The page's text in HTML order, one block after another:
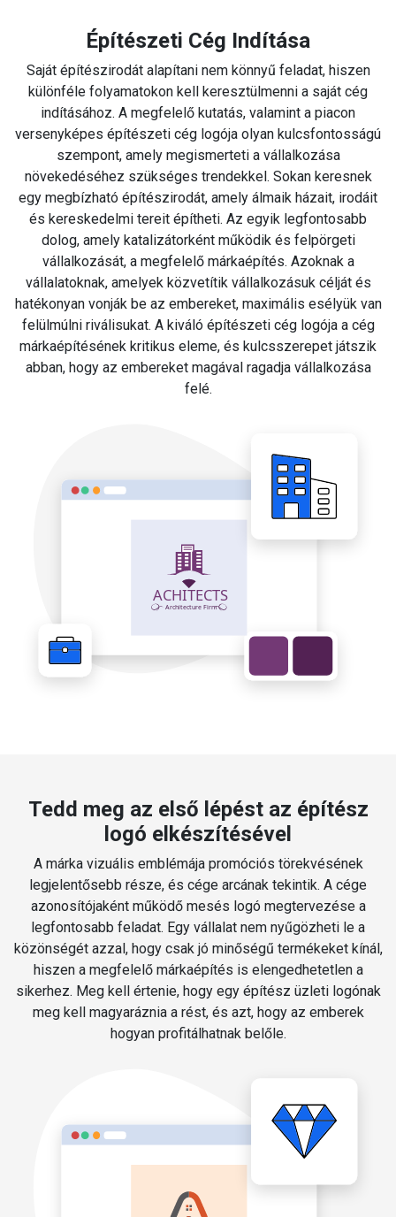
Építészeti Cég Indítása
Saját építészirodát alapítani nem könnyű feladat, hiszen
különféle folyamatokon kell keresztülmenni a saját cég
indításához. A megfelelő kutatás, valamint a piacon
versenyképes építészeti cég logója olyan kulcsfontosságú
szempont, amely megismerteti a vállalkozása
növekedéséhez szükséges trendekkel. Sokan keresnek
egy megbízható építészirodát, amely álmaik házait, irodáit
és kereskedelmi tereit építheti. Az egyik legfontosabb
dolog, amely katalizátorként működik és felpörgeti
vállalkozását, a megfelelő márkaépítés. Azoknak a
vállalatoknak, amelyek közvetítik vállalkozásuk célját és
hatékonyan vonják be az embereket, maximális esélyük van
felülmúlni riválisukat. A kiváló építészeti cég logója a cég
márkaépítésének kritikus eleme, és kulcsszerepet játszik
abban, hogy az embereket magával ragadja vállalkozása
felé.
Tedd meg az első lépést az építész
logó elkészítésével
A márka vizuális emblémája promóciós törekvésének
legjelentősebb része, és cége arcának tekintik. A cége
azonosítójaként működő mesés logó megtervezése a
legfontosabb feladat. Egy vállalat nem nyűgözheti le a
közönségét azzal, hogy csak jó minőségű termékeket kínál,
hiszen a megfelelő márkaépítés is elengedhetetlen a
sikerhez. Meg kell értenie, hogy egy építész üzleti logónak
meg kell magyaráznia a rést, és azt, hogy az emberek
hogyan profitálhatnak belőle.